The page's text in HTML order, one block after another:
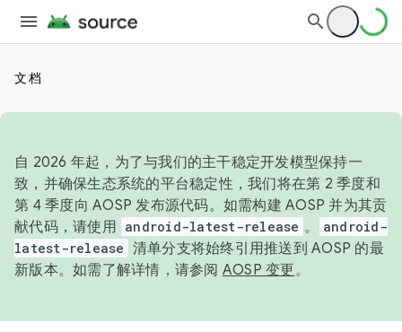
文档
自 2026 年起，为了与我们的主干稳定开发模型保持一
致，并确保生态系统的平台稳定性，我们将在第 2 季度和
第 4 季度向 AOSP 发布源代码。如需构建 AOSP 并为其贡
献代码，请使用 android-latest-release 。
android-
latest-release 清单分支将始终引用推送到 AOSP 的最
新版本。如需了解详情，请参阅 AOSP 变更。